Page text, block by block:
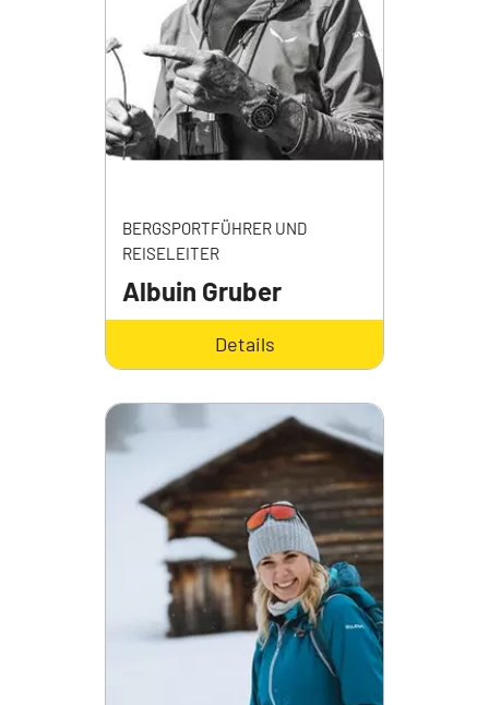
BERGSPORTFÜHRER UND
REISELEITER
Albuin Gruber
Details